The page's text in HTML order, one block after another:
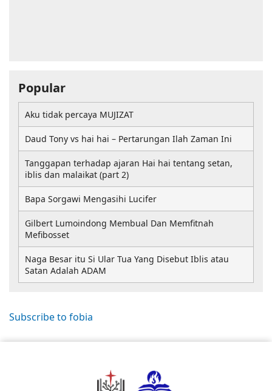
Subscribe to fobia
Popular
Aku tidak percaya MUJIZAT
Daud Tony vs hai hai – Pertarungan Ilah Zaman Ini
Tanggapan terhadap ajaran Hai hai tentang setan,
iblis dan malaikat (part 2)
Bapa Sorgawi Mengasihi Lucifer
Gilbert Lumoindong Membual Dan Memfitnah
Mefibosset
Naga Besar itu Si Ular Tua Yang Disebut Iblis atau
Satan Adalah ADAM